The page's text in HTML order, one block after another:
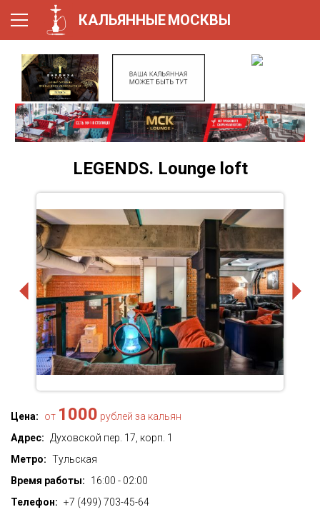
КАЛЬЯННЫЕМОСКВЫ
LEGENDS. Lounge loft
Цена: от 1000 рублей за кальян
Адрес:
Духовской пер. 17, корп. 1
Метро: Тульская
Время работы:
16:00 - 02:00
Телефон: +7 (499) 703-45-64